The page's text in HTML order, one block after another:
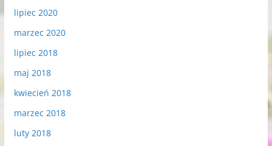
lipiec 2020
marzec 2020
lipiec 2018
maj 2018
kwiecień 2018
marzec 2018
luty 2018